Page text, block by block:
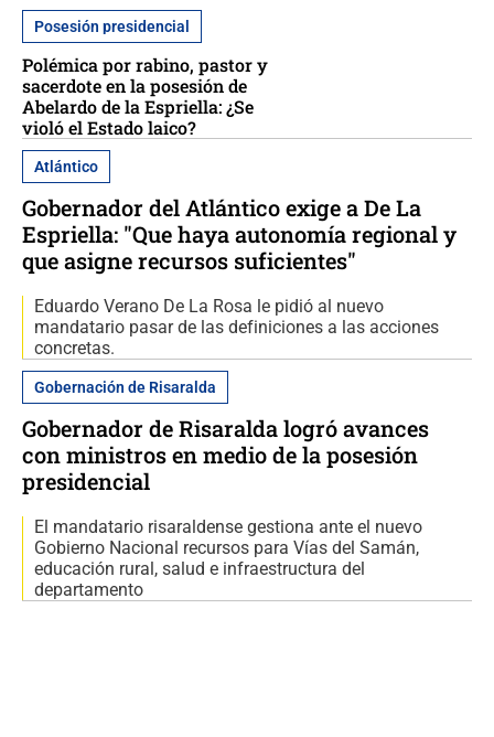
Posesión presidencial
Polémica por rabino, pastor y
sacerdote en la posesión de
Abelardo de la Espriella: ¿Se
violó el Estado laico?
Atlántico
Gobernador del Atlántico exige a De La
Espriella: "Que haya autonomía regional y
que asigne recursos suficientes"
Eduardo Verano De La Rosa le pidió al nuevo
mandatario pasar de las definiciones a las acciones
concretas.
Gobernación de Risaralda
Gobernador de Risaralda logró avances
con ministros en medio de la posesión
presidencial
El mandatario risaraldense gestiona ante el nuevo
Gobierno Nacional recursos para Vías del Samán,
educación rural, salud e infraestructura del
departamento